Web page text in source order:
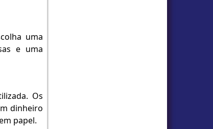
uma
e uma
Os
dinheiro
papel.